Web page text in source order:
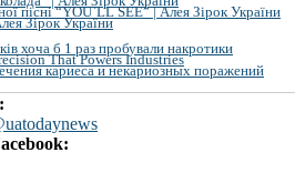
пісні “YOU`LL SEE” | Алея Зірок України
Зірок України
хоча б 1 раз пробували накротики
That Powers Industries
кариеса и некариозных поражений